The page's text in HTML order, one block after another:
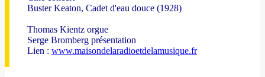
Buster Keaton, Cadet d'eau douce (1928)
Thomas Kientz orgue
Serge Bromberg présentation
Lien : www.maisondelaradioetdelamusique.fr